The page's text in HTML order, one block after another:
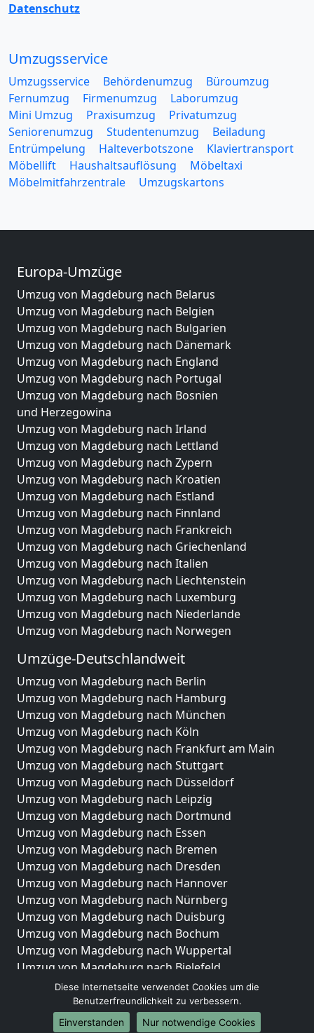
Datenschutz
Umzugsservice
Umzugsservice Behördenumzug
Büroumzug
Fernumzug
Firmenumzug
Laborumzug
Mini Umzug
Praxisumzug
Privatumzug
Seniorenumzug
Studentenumzug
Beiladung
Entrümpelung
Halteverbotszone
Klaviertransport
Möbellift
Haushaltsauflösung
Möbeltaxi
Möbelmitfahrzentrale
Umzugskartons
Europa-Umzüge
Umzug von Magdeburg nach Belarus
Umzug von Magdeburg nach Belgien
Umzug von Magdeburg nach Bulgarien
Umzug von Magdeburg nach Dänemark
Umzug von Magdeburg nach England
Umzug von Magdeburg nach Portugal
Umzug von Magdeburg nach Bosnien
und Herzegowina
Umzug von Magdeburg nach Irland
Umzug von Magdeburg nach Lettland
Umzug von Magdeburg nach Zypern
Umzug von Magdeburg nach Kroatien
Umzug von Magdeburg nach Estland
Umzug von Magdeburg nach Finnland
Umzug von Magdeburg nach Frankreich
Umzug von Magdeburg nach Griechenland
Umzug von Magdeburg nach Italien
Umzug von Magdeburg nach Liechtenstein
Umzug von Magdeburg nach Luxemburg
Umzug von Magdeburg nach Niederlande
Umzug von Magdeburg nach Norwegen
Umzüge-Deutschlandweit
Umzug von Magdeburg nach Berlin
Umzug von Magdeburg nach Hamburg
Umzug von Magdeburg nach München
Umzug von Magdeburg nach Köln
Umzug von Magdeburg nach Frankfurt am Main
Umzug von Magdeburg nach Stuttgart
Umzug von Magdeburg nach Düsseldorf
Umzug von Magdeburg nach Leipzig
Umzug von Magdeburg nach Dortmund
Umzug von Magdeburg nach Essen
Umzug von Magdeburg nach Bremen
Umzug von Magdeburg nach Dresden
Umzug von Magdeburg nach Hannover
Umzug von Magdeburg nach Nürnberg
Umzug von Magdeburg nach Duisburg
Umzug von Magdeburg nach Bochum
Umzug von Magdeburg nach Wuppertal
Umzug von Magdeburg nach Bielefeld
Umzug von Magdeburg nach Bonn
Umzug von Magdeburg nach Münster
Internationale-Umzüge
Diese Internetseite verwendet Cookies um die
Benutzerfreundlichkeit zu verbessern.
Einverstanden
Nur notwendige Cookies